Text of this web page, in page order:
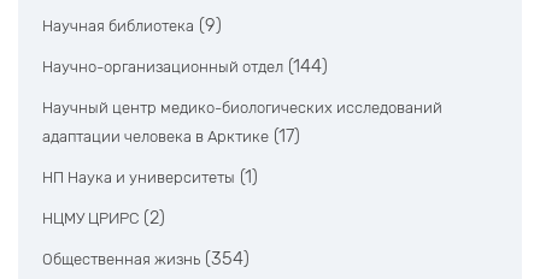
Научная библиотека (9)
Научно-организационный отдел (144)
Научный центр медико-биологических исследований
адаптации человека в Арктике (17)
НП Наука и университеты (1)
НЦМУ ЦРИРС (2)
Общественная жизнь (354)